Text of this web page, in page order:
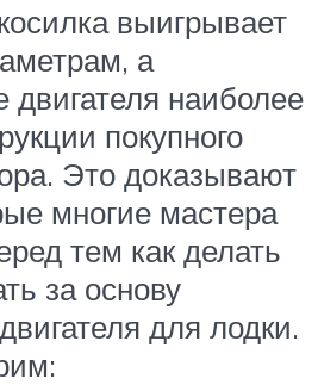
выигрывает
а
двигателя наиболее
покупного
Это доказывают
многие мастера
тем как делать
за основу
для лодки.